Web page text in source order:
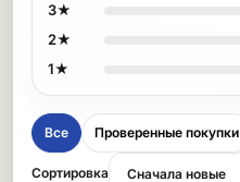
3★
2★
1★
Все Проверенные покупки
Сортировка